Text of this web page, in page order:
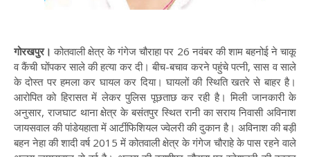
गोरखपुर। कोतवाली क्षेत्र के गंगेज चौराहा पर 26 नवंबर की शाम बहनोई ने चाकू
व कैंची घोंपकर साले की हत्या कर दी। बीच-बचाव करने पहुंचे पत्नी, सास व साले
के दोस्त पर हमला कर घायल कर दिया। घायलों की स्थिति खतरे से बाहर है।
आरोपित को हिरासत में लेकर पुलिस पूछताछ कर रही है। मिली जानकारी के
अनुसार, राजघाट थाना क्षेत्र के बसंतपुर स्थित रानी का सराय निवासी अविनाश
जायसवाल की पांडेयहाता में आर्टीफिशियल ज्वेलरी की दुकान है। अविनाश की बड़ी
बहन नेहा की शादी वर्ष 2015 में कोतवाली क्षेत्र के गंगेज चौराहे के पास रहने वाले